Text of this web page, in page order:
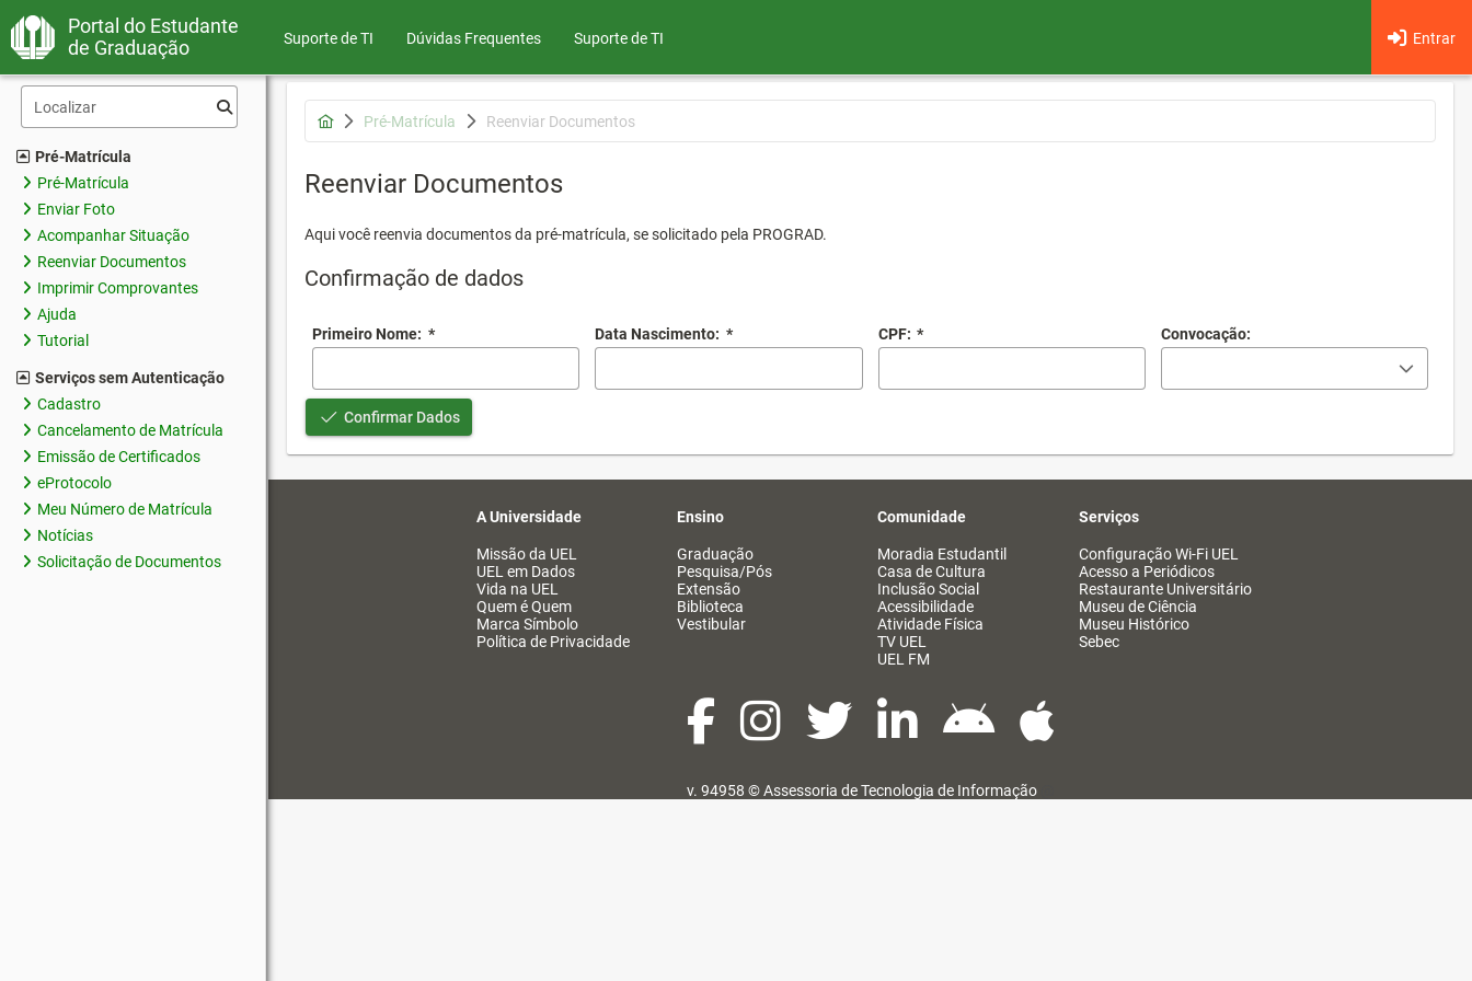
Portal do Estudante
de Graduação
Suporte de TI Dúvidas Frequentes Entrar
Suporte de TI
Pré-Matrícula
Pré-Matrícula
Enviar Foto
Acompanhar Situação
Reenviar Documentos
Imprimir Comprovantes
Ajuda
Tutorial
Serviços sem Autenticação
Cadastro
Cancelamento de Matrícula
Emissão de Certificados
eProtocolo
Meu Número de Matrícula
Notícias
Solicitação de Documentos
Pré-Matrícula Reenviar Documentos
Reenviar Documentos
Aqui você reenvia documentos da pré-matrícula, se solicitado pela PROGRAD.
Confirmação de dados
Primeiro Nome: * Data Nascimento: * CPF: * Convocação:
Confirmar Dados
A Universidade
Missão da UEL
UEL em Dados
Vida na UEL
Quem é Quem
Marca Símbolo
Política de Privacidade
Ensino
Graduação
Pesquisa/Pós
Extensão
Biblioteca
Vestibular
Comunidade
Moradia Estudantil
Casa de Cultura
Inclusão Social
Acessibilidade
Atividade Física
TV UEL
UEL FM
Serviços
Configuração Wi-Fi UEL
Acesso a Periódicos
Restaurante Universitário
Museu de Ciência
Museu Histórico
Sebec
v. 94958 ©Assessoria de Tecnologia de Informação